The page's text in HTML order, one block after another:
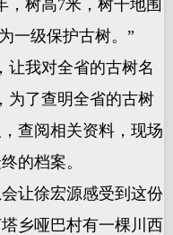
，树高7米，树干地围
一级保护古树。”
我对全省的古树名
为了查明全省的古树
查阅相关资料，现场
的档案。
让徐宏源感受到这份
乡哑巴村有一棵川西